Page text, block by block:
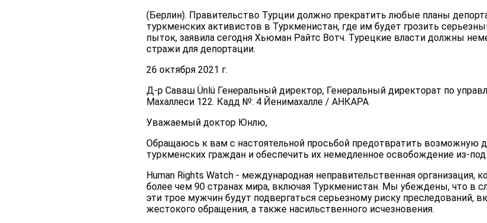
(Берлин). Правительство Турции должно прекратить любые планы
туркменских активистов в Туркменистан, где им будет грозить
пыток, заявила сегодня Хьюман Райтс Вотч. Турецкие власти должны
стражи для депортации.
26 октября 2021 г.
Д-р Саваш Ünlü Генеральный директор, Генеральный директорат по
Махаллеси 122. Кадд №: 4 Йенимахалле / АНКАРА
Уважаемый доктор Юнлю,
Обращаюсь к вам с настоятельной просьбой предотвратить возможную
туркменских граждан и обеспечить их немедленное освобождение из-
Human Rights Watch - международная неправительственная организация,
более чем 90 странах мира, включая Туркменистан. Мы убеждены, что в
эти трое мужчин будут подвергаться серьезному риску преследований,
жестокого обращения, а также насильственного исчезновения.